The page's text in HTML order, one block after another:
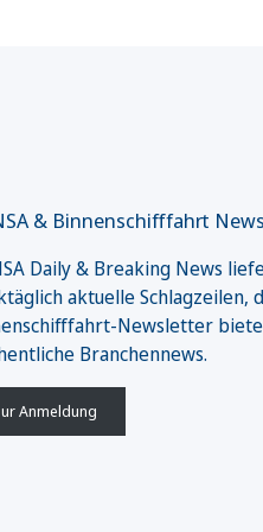
& Binnenschifffahrt
Daily & Breaking News
aktuelle Schlagzeilen,
Newsletter
Branchennews.
Anmeldung